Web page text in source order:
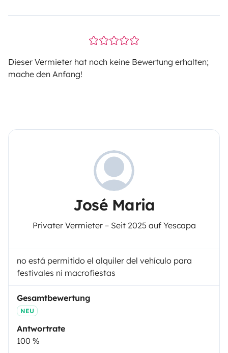
Dieser Vermieter hat noch keine Bewertung erhalten;
mache den Anfang!
José Maria
Privater Vermieter – Seit 2025 auf Yescapa
no está permitido el alquiler del vehículo para
festivales ni macrofiestas
Gesamtbewertung
NEU
Antwortrate
100 %